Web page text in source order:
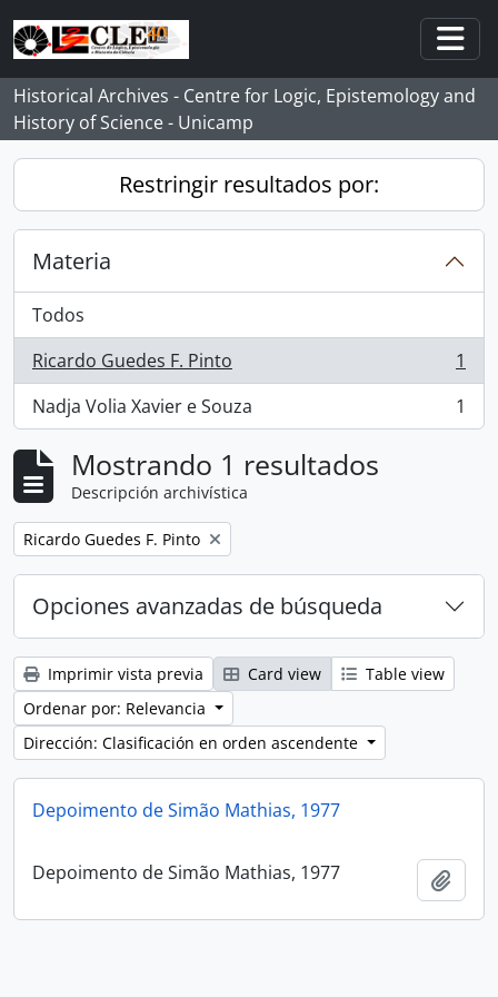
Skip to main content
Historical Archives - Centre for Logic, Epistemology and
History of Science - Unicamp
Restringir resultados por:
Materia
Todos
Ricardo Guedes F. Pinto
, 1 resultados
1
Nadja Volia Xavier e Souza
, 1 resultados 1
Mostrando 1 resultados
Descripción archivística
Remove filter:
Ricardo Guedes F. Pinto
Opciones avanzadas de búsqueda
Imprimir vista previa Card view
Table view
Ordenar por: Relevancia
Dirección: Clasificación en orden ascendente
Depoimento de Simão Mathias, 1977
Depoimento de Simão Mathias, 1977